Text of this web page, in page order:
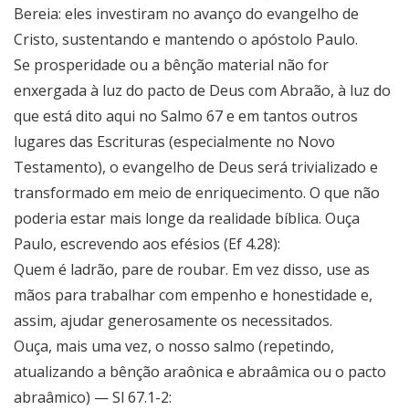
Bereia: eles investiram no avanço do evangelho de
Cristo, sustentando e mantendo o apóstolo Paulo.
Se prosperidade ou a bênção material não for
enxergada à luz do pacto de Deus com Abraão, à luz do
que está dito aqui no Salmo 67 e em tantos outros
lugares das Escrituras (especialmente no Novo
Testamento), o evangelho de Deus será trivializado e
transformado em meio de enriquecimento. O que não
poderia estar mais longe da realidade bíblica. Ouça
Paulo, escrevendo aos efésios (Ef 4.28):
Quem é ladrão, pare de roubar. Em vez disso, use as
mãos para trabalhar com empenho e honestidade e,
assim, ajudar generosamente os necessitados.
Ouça, mais uma vez, o nosso salmo (repetindo,
atualizando a bênção araônica e abraâmica ou o pacto
abraâmico) — Sl 67.1-2: